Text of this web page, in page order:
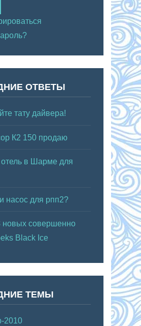
ОТВЕТЫ
тату дайвера!
К2 150 продаю
в Шарме для
насос для рпп2?
новых совершенно
Black Ice
ТЕМЫ
2010